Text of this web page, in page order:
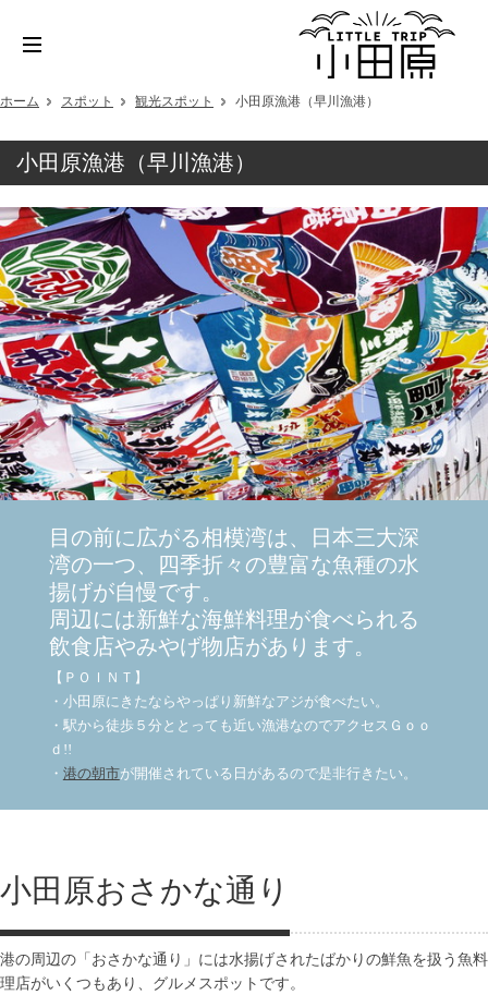
ホーム スポット 観光スポット 小田原漁港（早川漁港）
小田原漁港（早川漁港）
目の前に広がる相模湾は、日本三大深
湾の一つ、四季折々の豊富な魚種の水
揚げが自慢です。
周辺には新鮮な海鮮料理が食べられる
飲食店やみやげ物店があります。
【ＰＯＩＮＴ】
・小田原にきたならやっぱり新鮮なアジが食べたい。
・駅から徒歩５分ととっても近い漁港なのでアクセスＧｏｏ
ｄ!!
・ 港の朝市が開催されている日があるので是非行きたい。
小田原おさかな通り
港の周辺の「おさかな通り」には水揚げされたばかりの鮮魚を扱う魚料
理店がいくつもあり、グルメスポットです。